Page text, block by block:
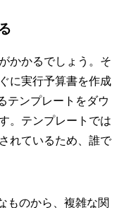
かかるでしょう。そ
に実行予算書を作成
テンプレートをダウ
。テンプレートでは
れているため、誰で
ものから、複雑な関